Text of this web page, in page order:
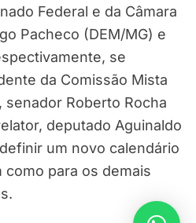
Federal e da Câmara
Pacheco (DEM/MG) e
se
da Comissão Mista
senador Roberto Rocha
deputado Aguinaldo
um novo calendário
como para os demais